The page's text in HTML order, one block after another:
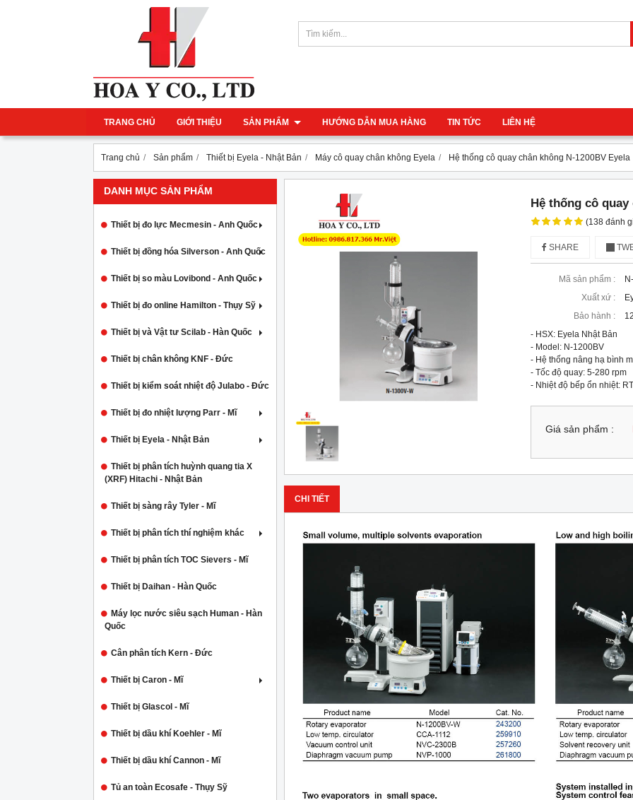
TRANG CHỦ GIỚI THIỆU SẢN PHẨM HƯỚNG DẪN MUA HÀNG TIN TỨC LIÊN HỆ
Trang chủ Sản phẩm Thiết bị Eyela - Nhật Bản Máy cô quay chân không Eyela Hệ thống cô quay chân không N-1200BV Eyela
DANH MỤC SẢN PHẨM
Thiết bị đo lực Mecmesin - Anh Quốc
Thiết bị đồng hóa Silverson - Anh Quốc
Thiết bị so màu Lovibond - Anh Quốc
Thiết bị đo online Hamilton - Thụy Sỹ
Thiết bị và Vật tư Scilab - Hàn Quốc
Thiết bị chân không KNF - Đức
Thiết bị kiểm soát nhiệt độ Julabo - Đức
Thiết bị đo nhiệt lượng Parr - Mĩ
Thiết bị Eyela - Nhật Bản
Thiết bị phân tích huỳnh quang tia X
(XRF) Hitachi - Nhật Bản
Thiết bị sàng rây Tyler - Mĩ
Thiết bị phân tích thí nghiệm khác
Thiết bị phân tích TOC Sievers - Mĩ
Thiết bị Daihan - Hàn Quốc
Máy lọc nước siêu sạch Human - Hàn
Quốc
Cân phân tích Kern - Đức
Thiết bị Caron - Mĩ
Thiết bị Glascol - Mĩ
Thiết bị dầu khí Koehler - Mĩ
Thiết bị dầu khí Cannon - Mĩ
Tủ an toàn Ecosafe - Thụy Sỹ
Hệ thống cô quay
(138 đánh
SHARE
Mã sản phẩm :
Xuất xứ :
Bảo hành :
- HSX: Eyela Nhật Bản
- Model: N-1200BV
- Hệ thống nâng hạ bình
- Tốc độ quay: 5-280 rpm
- Nhiệt độ bếp ổn nhiệt:
Giá sản phẩm :
CHI TIẾT